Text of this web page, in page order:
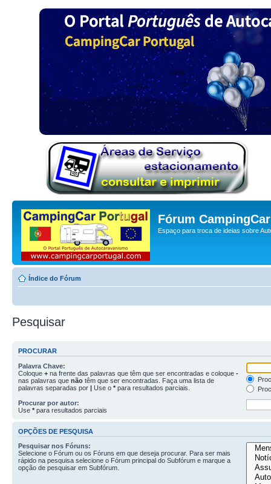
Fórum
Espaço para troca de ideias sobre
Índice do Fórum
Pesquisar
PROCURAR
Palavra Chave:
Coloque + na frente das palavras que têm que ser encontradas e coloque -
nas palavras que não têm que ser encontradas. Faça uma lista de
palavras separadas por | Use o * para resultados parciais.
Procurar por autor:
Use * para resultados parciais
OPÇÕES DE PESQUISA
Pesquisar nos Fóruns:
Selecione o Fórum ou os Fóruns em que deseja procurar. Para ser mais
rápido na pesquisa selecione o Fórum principal do Subfórum e marque a
opção de pesquisar em Subfórum.